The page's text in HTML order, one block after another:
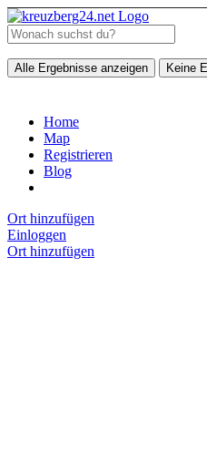
Alle Ergebnisse anzeigen Keine
Home
Map
Registrieren
Blog
Ort hinzufügen
Einloggen
Ort hinzufügen